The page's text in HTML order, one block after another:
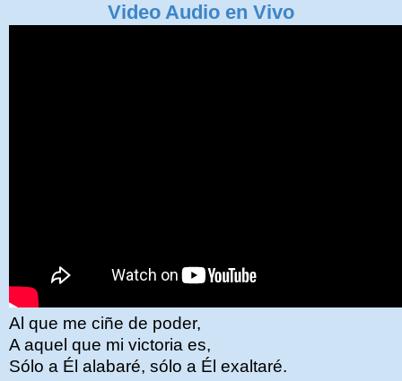
Video Audio en Vivo
Al que me ciñe de poder,
A aquel que mi victoria es,
Sólo a Él alabaré, sólo a Él exaltaré.